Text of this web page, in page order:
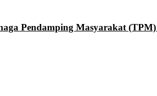
Pendamping Masyarakat